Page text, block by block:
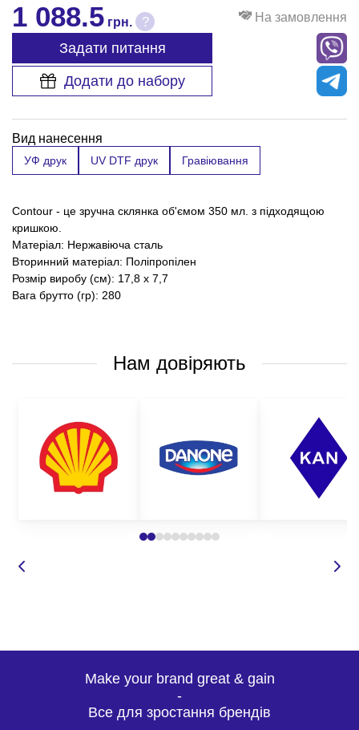
1 088.5 грн. ? На замовлення
Задати питання
Додати до набору
Вид нанесення
УФ друк UV DTF друк Гравіювання
Contour - це зручна склянка об'ємом 350 мл. з підходящою
кришкою.
Матеріал: Нержавіюча сталь
Вторинний матеріал: Поліпропілен
Розмір виробу (см): 17,8 х 7,7
Вага брутто (гр): 280
Нам довіряють
Make your brand great & gain
-
Все для зростання брендів